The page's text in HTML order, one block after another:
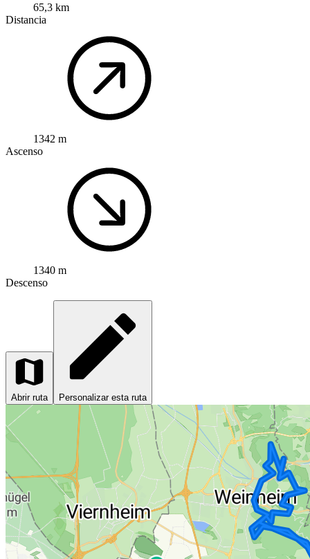
65,3 km
Distancia
1342 m
Ascenso
1340 m
Descenso
Abrir ruta Personalizar esta ruta